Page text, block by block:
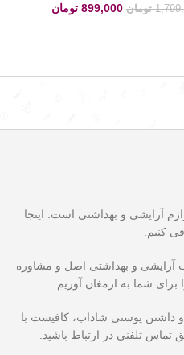
تومان 899,000 تومان
آرایشی و بهداشتی است. اینجا
کنیم.
آرایشی و بهداشتی اصل و مشاوره
شما به ارمغان آوریم.
داشتن پوستی شاداب، کافیست با
تماس تلفنی در ارتباط باشید.